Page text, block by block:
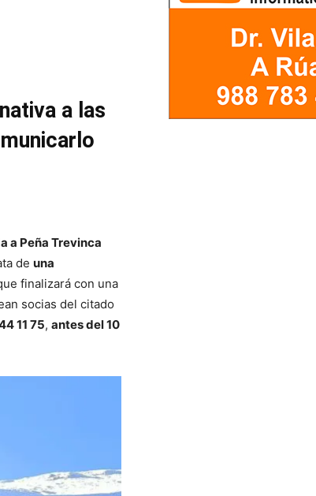
a las
a Peña Trevinca
de una
finalizará con una
socias del citado
11 75, antes del 10